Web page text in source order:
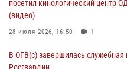
посетил кинологический центр
(видео)
28 июля 2026, 16:50 1
В ОГВ(с) завершилась